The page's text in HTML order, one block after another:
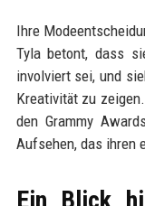
Ihre
Tyla betont, dass
involviert sei, und
Kreativität zu
den Grammy
Aufsehen, das ihren